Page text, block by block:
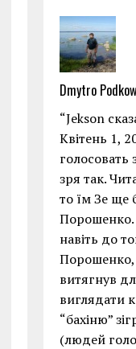
Dmytro
“Jekson
Квітень 1,
голосовать
зря так.
то їм Зе ще
Порошенко.
навіть до
Порошенко,
витягнув
виглядати
“бахіню”
(людей